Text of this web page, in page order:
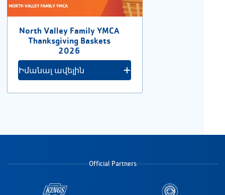
North Valley Family YMCA
Thanksgiving Baskets
2026
Իմանալ ավելին
Official Partners